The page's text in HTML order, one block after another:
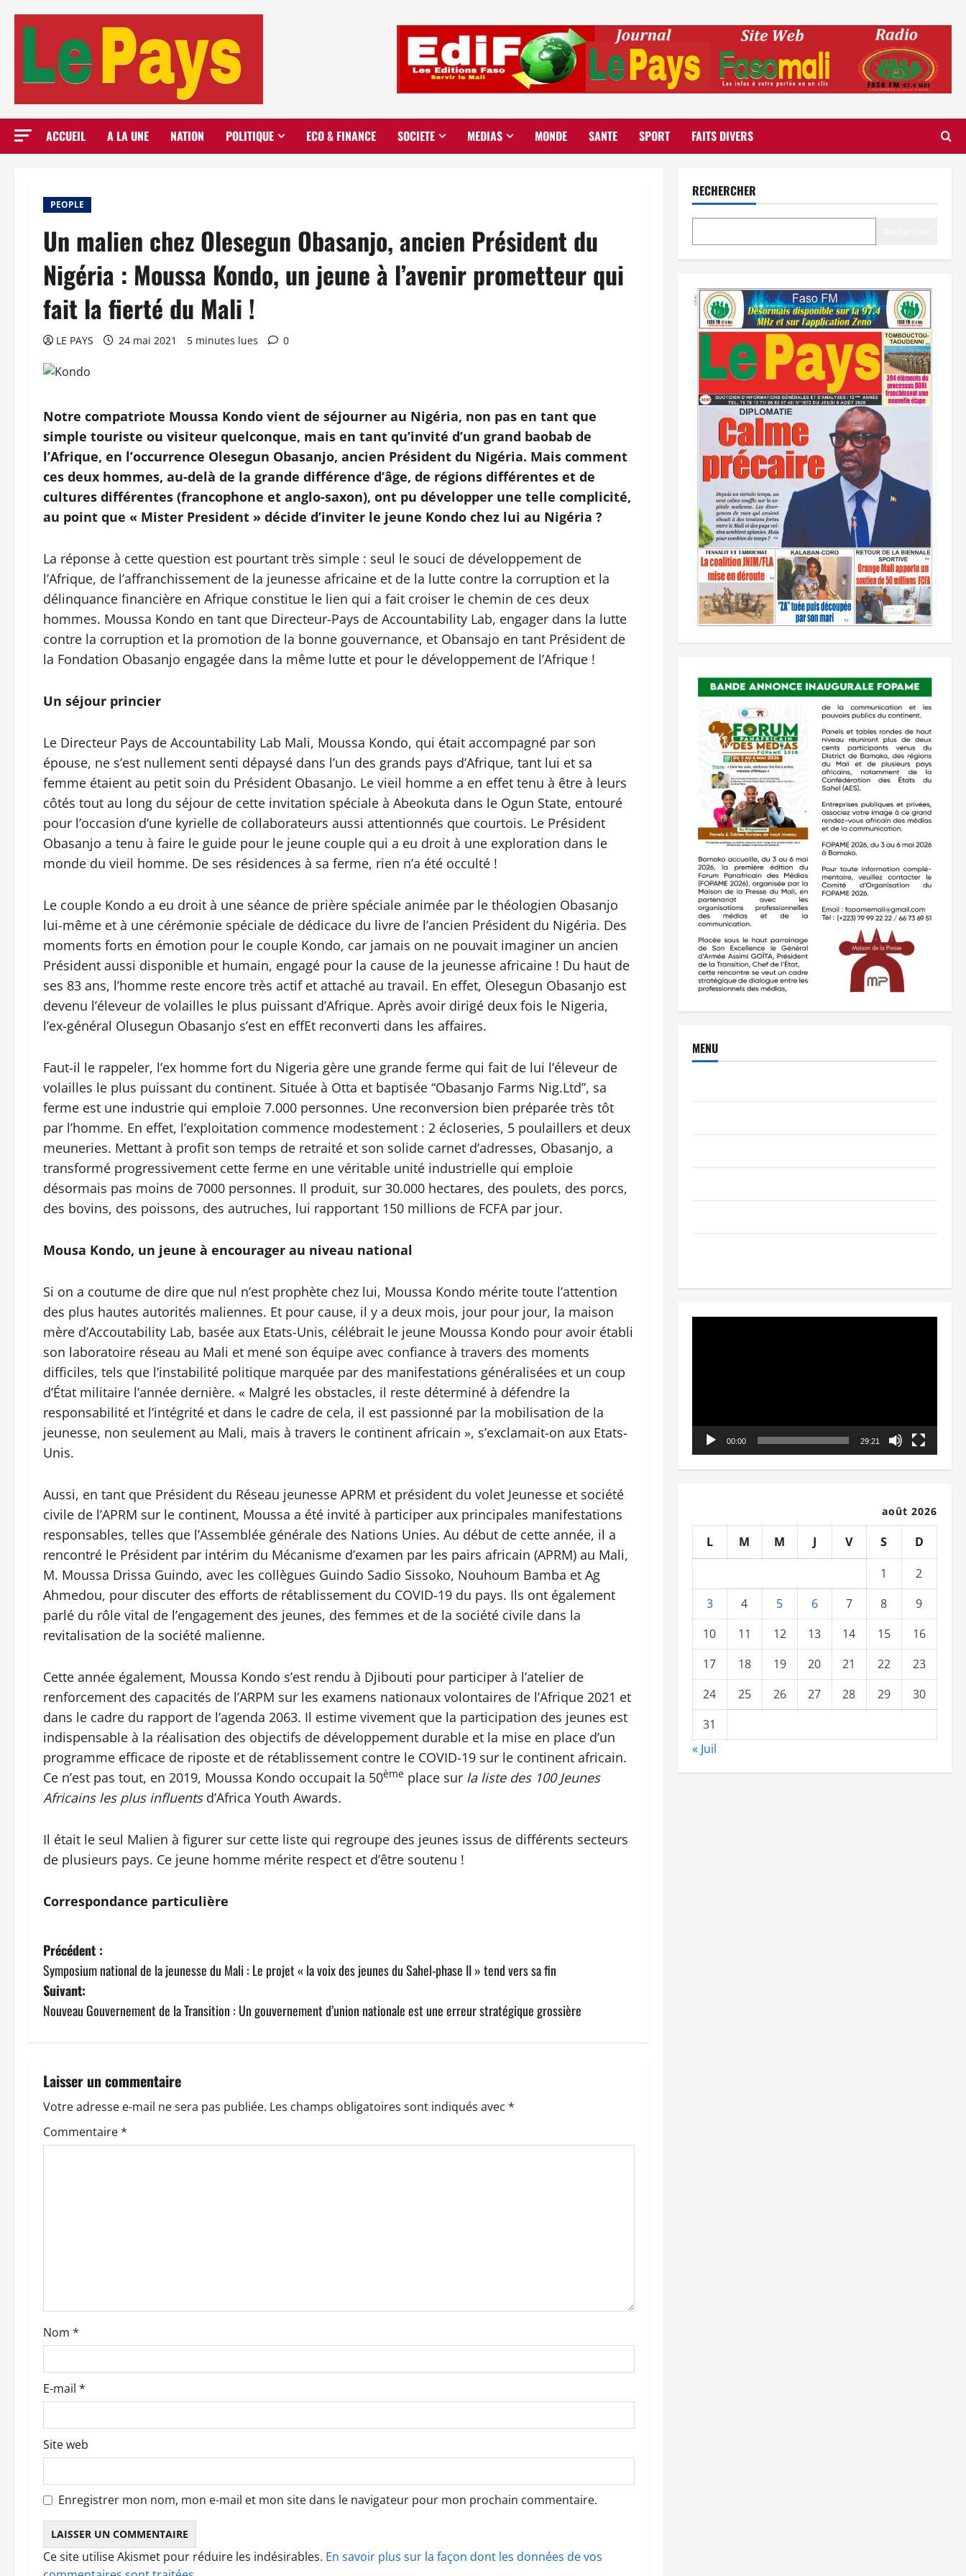
ACCUEIL A LA UNE NATION POLITIQUE ECO & FINANCE SOCIETE MEDIAS MONDE SANTE SPORT FAITS DIVERS
PEOPLE
Un malien chez Olesegun Obasanjo, ancien Président du
Nigéria : Moussa Kondo, un jeune à l’avenir prometteur qui
fait la fierté du Mali !
LE PAYS 24 mai 2021 5 minutes lues 0
Notre compatriote Moussa Kondo vient de séjourner au Nigéria, non pas en tant que
simple touriste ou visiteur quelconque, mais en tant qu’invité d’un grand baobab de
l’Afrique, en l’occurrence Olesegun Obasanjo, ancien Président du Nigéria. Mais comment
ces deux hommes, au-delà de la grande différence d’âge, de régions différentes et de
cultures différentes (francophone et anglo-saxon), ont pu développer une telle complicité,
au point que « Mister President » décide d’inviter le jeune Kondo chez lui au Nigéria ?
La réponse à cette question est pourtant très simple : seul le souci de développement de
l’Afrique, de l’affranchissement de la jeunesse africaine et de la lutte contre la corruption et la
délinquance financière en Afrique constitue le lien qui a fait croiser le chemin de ces deux
hommes. Moussa Kondo en tant que Directeur-Pays de Accountability Lab, engager dans la lutte
contre la corruption et la promotion de la bonne gouvernance, et Obansajo en tant Président de
la Fondation Obasanjo engagée dans la même lutte et pour le développement de l’Afrique !
Un séjour princier
Le Directeur Pays de Accountability Lab Mali, Moussa Kondo, qui était accompagné par son
épouse, ne s’est nullement senti dépaysé dans l’un des grands pays d’Afrique, tant lui et sa
femme étaient au petit soin du Président Obasanjo. Le vieil homme a en effet tenu à être à leurs
côtés tout au long du séjour de cette invitation spéciale à Abeokuta dans le Ogun State, entouré
pour l’occasion d’une kyrielle de collaborateurs aussi attentionnés que courtois. Le Président
Obasanjo a tenu à faire le guide pour le jeune couple qui a eu droit à une exploration dans le
monde du vieil homme. De ses résidences à sa ferme, rien n’a été occulté !
Le couple Kondo a eu droit à une séance de prière spéciale animée par le théologien Obasanjo
lui-même et à une cérémonie spéciale de dédicace du livre de l’ancien Président du Nigéria. Des
moments forts en émotion pour le couple Kondo, car jamais on ne pouvait imaginer un ancien
Président aussi disponible et humain, engagé pour la cause de la jeunesse africaine ! Du haut de
ses 83 ans, l’homme reste encore très actif et attaché au travail. En effet, Olesegun Obasanjo est
devenu l’éleveur de volailles le plus puissant d’Afrique. Après avoir dirigé deux fois le Nigeria,
l’ex-général Olusegun Obasanjo s’est en effEt reconverti dans les affaires.
Faut-il le rappeler, l’ex homme fort du Nigeria gère une grande ferme qui fait de lui l’éleveur de
volailles le plus puissant du continent. Située à Otta et baptisée “Obasanjo Farms Nig.Ltd”, sa
ferme est une industrie qui emploie 7.000 personnes. Une reconversion bien préparée très tôt
par l’homme. En effet, l’exploitation commence modestement : 2 écloseries, 5 poulaillers et deux
meuneries. Mettant à profit son temps de retraité et son solide carnet d’adresses, Obasanjo, a
transformé progressivement cette ferme en une véritable unité industrielle qui emploie
désormais pas moins de 7000 personnes. Il produit, sur 30.000 hectares, des poulets, des porcs,
des bovins, des poissons, des autruches, lui rapportant 150 millions de FCFA par jour.
Mousa Kondo, un jeune à encourager au niveau national
Si on a coutume de dire que nul n’est prophète chez lui, Moussa Kondo mérite toute l’attention
des plus hautes autorités maliennes. Et pour cause, il y a deux mois, jour pour jour, la maison
mère d’Accoutability Lab, basée aux Etats-Unis, célébrait le jeune Moussa Kondo pour avoir établi
son laboratoire réseau au Mali et mené son équipe avec confiance à travers des moments
difficiles, tels que l’instabilité politique marquée par des manifestations généralisées et un coup
d’État militaire l’année dernière. « Malgré les obstacles, il reste déterminé à défendre la
responsabilité et l’intégrité et dans le cadre de cela, il est passionné par la mobilisation de la
jeunesse, non seulement au Mali, mais à travers le continent africain », s’exclamait-on aux Etats-
Unis.
Aussi, en tant que Président du Réseau jeunesse APRM et président du volet Jeunesse et société
civile de l’APRM sur le continent, Moussa a été invité à participer aux principales manifestations
responsables, telles que l’Assemblée générale des Nations Unies. Au début de cette année, il a
rencontré le Président par intérim du Mécanisme d’examen par les pairs africain (APRM) au Mali,
M. Moussa Drissa Guindo, avec les collègues Guindo Sadio Sissoko, Nouhoum Bamba et Ag
Ahmedou, pour discuter des efforts de rétablissement du COVID-19 du pays. Ils ont également
parlé du rôle vital de l’engagement des jeunes, des femmes et de la société civile dans la
revitalisation de la société malienne.
Cette année également, Moussa Kondo s’est rendu à Djibouti pour participer à l’atelier de
renforcement des capacités de l’ARPM sur les examens nationaux volontaires de l’Afrique 2021 et
dans le cadre du rapport de l’agenda 2063. Il estime vivement que la participation des jeunes est
indispensable à la réalisation des objectifs de développement durable et la mise en place d’un
programme efficace de riposte et de rétablissement contre le COVID-19 sur le continent africain.
Ce n’est pas tout, en 2019, Moussa Kondo occupait la 50ème place sur la liste des 100 Jeunes
Africains les plus influentsd’Africa Youth Awards.
Il était le seul Malien à figurer sur cette liste qui regroupe des jeunes issus de différents secteurs
de plusieurs pays. Ce jeune homme mérite respect et d’être soutenu !
Correspondance particulière
N
a
v
g
a
t
a
r
t
i
c
l
e
Précédent :
Symposium national de la jeunesse du Mali : Le projet « la voix des jeunes du Sahel-phase II » tend vers sa fin
Suivant:
Nouveau Gouvernement de la Transition : Un gouvernement d’union nationale est une erreur stratégique grossière
Laisser un commentaire
Votre adresse e-mail ne sera pas publiée. Les champs obligatoires sont indiqués avec *
Commentaire*
Nom *
E-mail *
Site web
Enregistrer mon nom, mon e-mail et mon site dans le navigateur pour mon prochain commentaire.
Ce site utilise Akismet pour réduire les indésirables. En savoir plus sur la façon dont les données de vos
RECHERCHER
MENU
00:00 29:21
août 2026
L M M J V S
D
1
2
3
4 5 6 7 8
9
10
11 12 13 14 15
16
17
18 19 20 21 22
23
24
25 26 27 28 29
30
31
« Juil